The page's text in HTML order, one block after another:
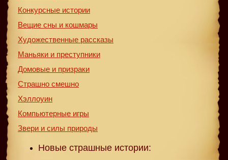
Конкурсные истории
Вещие сны и кошмары
Художественные рассказы
Маньяки и преступники
Домовые и призраки
Страшно смешно
Хэллоуин
Компьютерные игры
Звери и силы природы
Новые страшные истории: